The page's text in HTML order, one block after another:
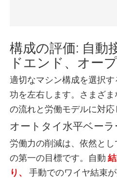
構成の評価: 自動
ドエンド、オー
適切なマシン構成を選択
功を左右します。さまざ
の流れと労働モデルに対応
オートタイ水平ベーラ
労働力の削減は、依然と
の第一の目標です。自動
り、
手動でのワイヤ結束